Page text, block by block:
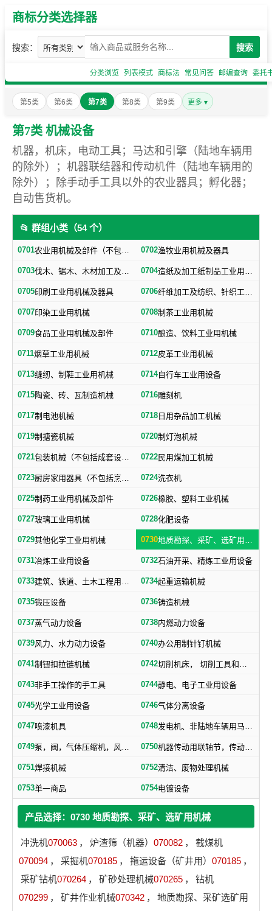
商标分类选择器
搜索： 搜索
分类浏览 列表模式 商标法 常见问答 邮编查询 委托
第5类 第6类 第7类 第8类 第9类 更多 ▾
第7类 机械设备
机器，机床，电动工具；马达和引擎（陆地车辆用
的除外）；机器联结器和传动机件（陆地车辆用的
除外）；除手动手工具以外的农业器具；孵化器；
自动售货机。
📂 群组小类（54 个）
0701 农业用机械及部件（不包括小农具） 0702渔牧业用机械及器具
0703 伐木、锯木、木材加工及火柴生产用机械及器具 0704 造纸及加工纸制品工业用机械及器具
0705印刷工业用机械及器具 0706 纤维加工及纺织、针织工业用机械及部件
0707印染工业用机械 0708制茶工业用机械
0709食品工业用机械及部件 0710酿造、饮料工业用机械
0711烟草工业用机械 0712皮革工业用机械
0713缝纫、制鞋工业用机械 0714自行车工业用设备
0715陶瓷、砖、瓦制造机械 0716雕刻机
0717制电池机械 0718 日用杂品加工机械
0719制搪瓷机械 0720制灯泡机械
0721 包装机械（不包括成套设备专用包装机械） 0722民用煤加工机械
0723 厨房家用器具（不包括烹调、电气加热设备及厨房手工具） 0724洗衣机
0725制药工业用机械及部件 0726橡胶、塑料工业机械
0727玻璃工业用机械 0728化肥设备
0729其他化学工业用机械 0730 地质勘探、采矿、选矿用机械
0731冶炼工业用设备 0732石油开采、精炼工业用设备
0733 建筑、铁道、土木工程用机械 0734起重运输机械
0735锻压设备 0736铸造机械
0737蒸气动力设备 0738内燃动力设备
0739风力、水力动力设备 0740办公用制针钉机械
0741制钮扣拉链机械 0742 切削机床， 切削工具和其他金属加工机械
0743非手工操作的手工具 0744静电、电子工业用设备
0745光学工业用设备 0746气体分离设备
0747喷漆机具 0748 发电机、非陆地车辆用马达和引擎及其零部件
0749 泵，阀，气体压缩机，风机，，液压元件，气动元件 0750 机器传动用联轴节，传动带及其他机器零部件
0751焊接机械 0752清洁、废物处理机械
0753单一商品 0754电镀设备
产品选择：0730 地质勘探、采矿、选矿用机械
冲洗机070063 ， 炉渣筛（机器） 070082 ，
截煤机
070094 ， 采掘机070185 ， 拖运设备（矿井用） 070185 ，
采矿钻机070264 ， 矿砂处理机械070265 ，
钻机
070299 ， 矿井作业机械070342 ，
地质勘探、采矿选矿用